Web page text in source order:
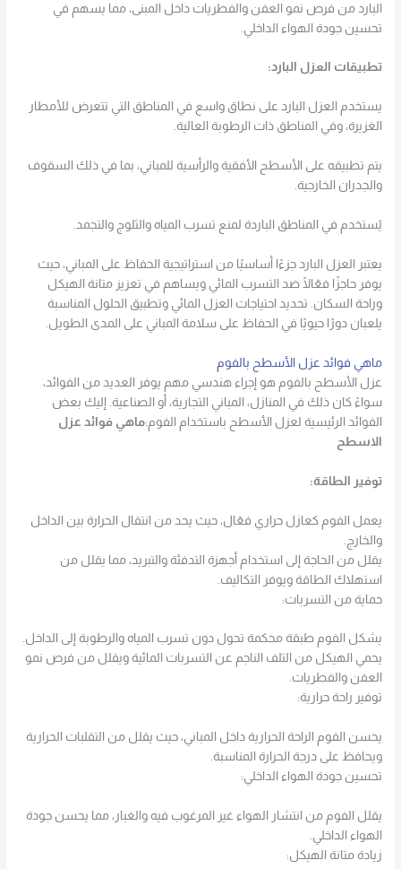
البارد من فرص نمو العفن والفطريات داخل المبنى، مما يسهم في
تحسين جودة الهواء الداخلي.
تطبيقات العزل البارد:
يستخدم العزل البارد على نطاق واسع في المناطق التي تتعرض للأمطار
الغزيرة، وفي المناطق ذات الرطوبة العالية.
يتم تطبيقه على الأسطح الأفقية والرأسية للمباني، بما في ذلك السقوف
والجدران الخارجية.
يُستخدم في المناطق الباردة لمنع تسرب المياه والثلوج والتجمد.
يعتبر العزل البارد جزءًا أساسيًا من استراتيجية الحفاظ على المباني، حيث
يوفر حاجزًا فعّالًا ضد التسرب المائي ويساهم في تعزيز متانة الهيكل
وراحة السكان. تحديد احتياجات العزل المائي وتطبيق الحلول المناسبة
يلعبان دورًا حيويًا في الحفاظ على سلامة المباني على المدى الطويل.
ماهي فوائد عزل الأسطح بالفوم
عزل الأسطح بالفوم هو إجراء هندسي مهم يوفر العديد من الفوائد،
سواءً كان ذلك في المنازل، المباني التجارية، أو الصناعية. إليك بعض
الفوائد الرئيسية لعزل الأسطح باستخدام الفوم:ماهي فوائد عزل
الاسطح
توفير الطاقة:
يعمل الفوم كعازل حراري فعّال، حيث يحد من انتقال الحرارة بين الداخل
والخارج.
يقلل من الحاجة إلى استخدام أجهزة التدفئة والتبريد، مما يقلل من
استهلاك الطاقة ويوفر التكاليف.
حماية من التسربات:
يشكل الفوم طبقة محكمة تحول دون تسرب المياه والرطوبة إلى الداخل.
يحمي الهيكل من التلف الناجم عن التسربات المائية ويقلل من فرص نمو
العفن والفطريات.
توفير راحة حرارية:
يحسن الفوم الراحة الحرارية داخل المباني، حيث يقلل من التقلبات الحرارية
ويحافظ على درجة الحرارة المناسبة.
تحسين جودة الهواء الداخلي:
يقلل الفوم من انتشار الهواء غير المرغوب فيه والغبار، مما يحسن جودة
الهواء الداخلي.
زيادة متانة الهيكل: